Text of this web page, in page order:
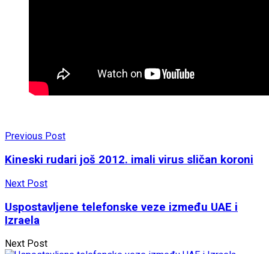
Previous Post
Kineski rudari još 2012. imali virus sličan koroni
Next Post
Uspostavljene telefonske veze između UAE i
Izraela
Next Post